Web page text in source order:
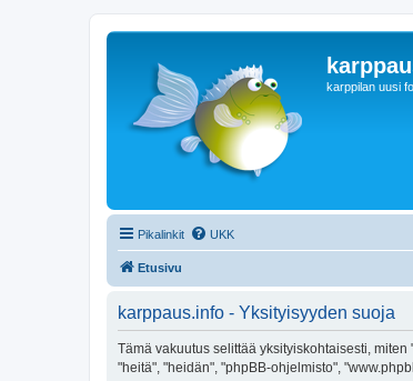
karppilan uusi
Pikalinkit UKK
Etusivu
karppaus.info - Yksityisyyden suoja
Tämä vakuutus selittää yksityiskohtaisesti,
"heitä", "heidän", "phpBB-ohjelmisto",